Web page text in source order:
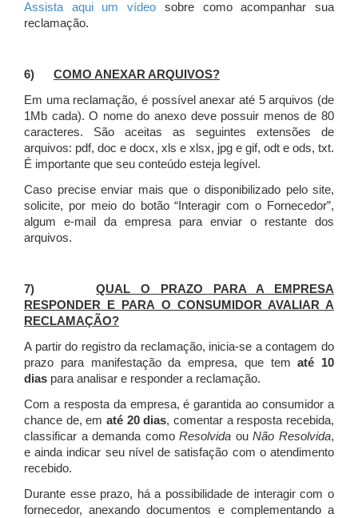
Assista aqui um vídeo sobre como acompanhar sua
reclamação.
6) COMO ANEXAR ARQUIVOS?
Em uma reclamação, é possível anexar até 5 arquivos (de
1Mb cada). O nome do anexo deve possuir menos de 80
caracteres. São aceitas as seguintes extensões de
arquivos: pdf, doc e docx, xls e xlsx, jpg e gif, odt e ods, txt.
É importante que seu conteúdo esteja legível.
Caso precise enviar mais que o disponibilizado pelo site,
solicite, por meio do botão “Interagir com o Fornecedor”,
algum e-mail da empresa para enviar o restante dos
arquivos.
7)QUAL O PRAZO PARA A EMPRESA
RESPONDER E PARA O CONSUMIDOR AVALIAR A
RECLAMAÇÃO?
A partir do registro da reclamação, inicia-se a contagem do
prazo para manifestação da empresa, que tematé 10
dias para analisar e responder a reclamação.
Com a resposta da empresa, é garantida ao consumidor a
chance de, em até 20 dias, comentar a resposta recebida,
classificar a demanda comoResolvida ouNão Resolvida,
e ainda indicar seu nível de satisfação com o atendimento
recebido.
Durante esse prazo, há a possibilidade de interagir com o
fornecedor, anexando documentos e complementando a